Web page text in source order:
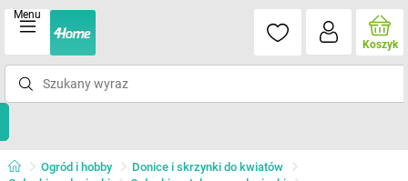
Menu
Koszyk
Ogród i hobby
Donice i skrzynki do kwiatów